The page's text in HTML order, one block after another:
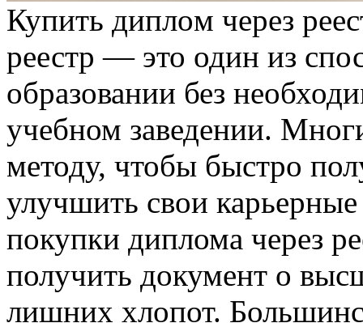
Купить диплoм чeрeз
реестр — это один из
образовании без
учебном заведении.
методу, чтобы быстро
улучшить свои
покупки диплома через
получить документ о
лишних хлопот.